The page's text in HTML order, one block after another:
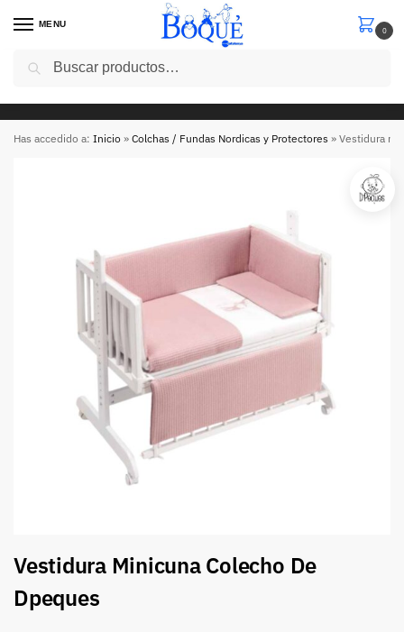
MENU
0
5€ de descuento en tu primera compra con el codigo “
Has accedido a: Inicio » Colchas / Fundas Nordicas y Protectores » Vestidura
Vestidura Minicuna Colecho De
Dpeques